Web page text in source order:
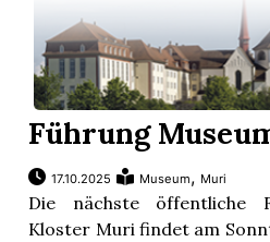
Führung
17.10.2025 Museum, Muri
Die nächste öffentliche
Kloster Muri findet am